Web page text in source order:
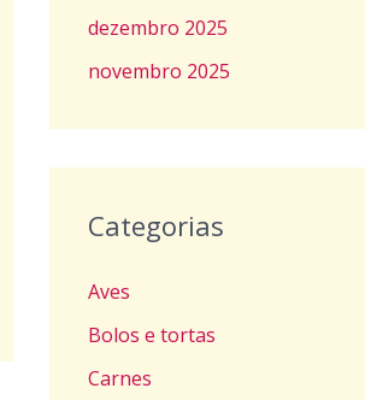
dezembro 2025
novembro 2025
Categorias
Aves
Bolos e tortas
Carnes